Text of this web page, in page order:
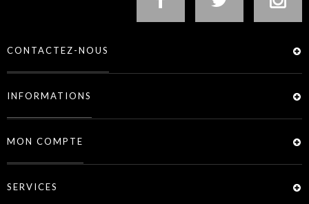
CONTACTEZ-NOUS
INFORMATIONS
MON COMPTE
SERVICES